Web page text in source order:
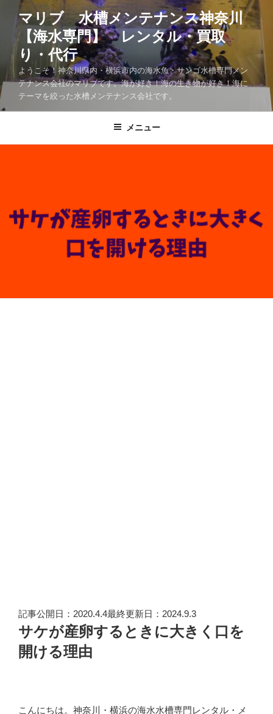
マリブ 水槽メンテナンス神奈川
【海水専門】 レンタル・買取
り・代行
ようこそ！神奈川県内・横浜市内の海水魚・サンゴ水槽専門メン
テナンス会社のマリブです。海が好き！海の生き物が好き！海に
テーマを絞った水槽メンテナンス会社です。
メニュー
記事公開日：2020.4.4最終更新日：2024.9.3
サケが産卵するときに大きく口を
開ける理由
こんにちは。神奈川・横浜の海水水槽専門レンタル・メ